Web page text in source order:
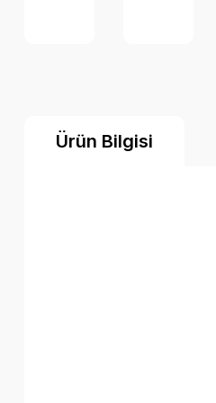
Ürün Bilgisi